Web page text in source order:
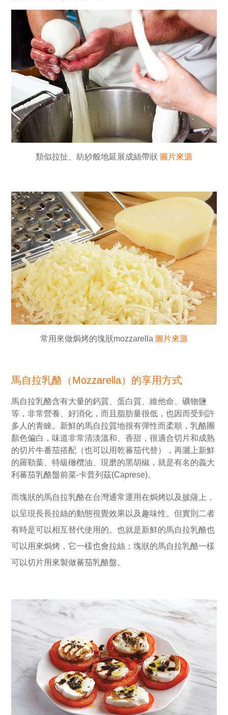
類似拉扯、紡紗般地延展成絲帶狀 圖片來源
常用來做焗烤的塊狀mozzarella 圖片來源
馬自拉乳酪（Mozzarella）的享用方式
馬自拉乳酪含有大量的鈣質、蛋白質、維他命、礦物鹽
等，非常營養、好消化，而且脂肪量很低，也因而受到許
多人的青睞。新鮮的馬自拉質地很有彈性而柔順，乳酪團
顏色偏白，味道非常清淡溫和、香甜，很適合切片和成熟
的切片牛番茄搭配（也可以用乾蕃茄代替），再灑上新鮮
的羅勒葉、特級橄欖油、現磨的黑胡椒，就是有名的義大
利蕃茄乳酪盤前菜-卡普列茲(Caprese)。
而塊狀的馬自拉乳酪在台灣通常運用在焗烤以及披薩上，
以呈現長長拉絲的動態視覺效果以及趣味性。但實則二者
有時是可以相互替代使用的。也就是新鮮的馬自拉乳酪也
可以用來焗烤，它一樣也會拉絲；塊狀的馬自拉乳酪一樣
可以切片用來製做蕃茄乳酪盤。